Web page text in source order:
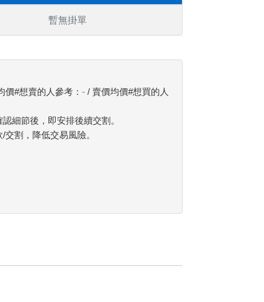
暫無掛單
價#想賣的人參考：- / 賣價均價#想買的人
細節後，即安排後續交割。
割，降低交易風險。